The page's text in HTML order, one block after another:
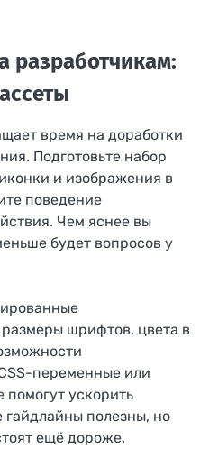
разработчикам:
время на доработки
Подготовьте набор
и изображения в
поведение
Чем яснее вы
будет вопросов у
шрифтов, цвета в
переменные или
ускорить
полезны, но
ещё дороже.